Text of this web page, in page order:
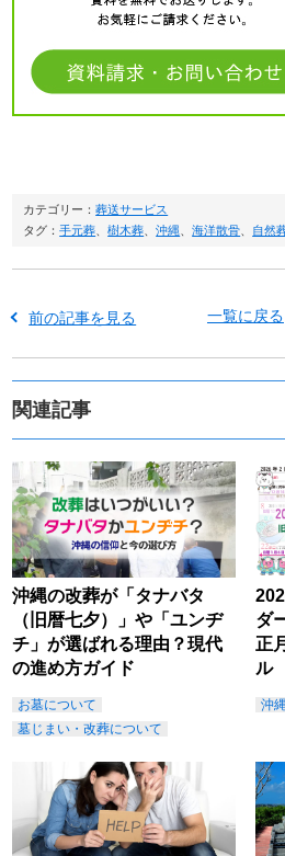
カテゴリー：葬送サービス
タグ：手元葬 、樹木葬 、沖縄 、海洋散骨 自然
前の記事を見る 一覧に戻る
関連記事
沖縄の改葬が「タナバタ
（旧暦七夕）」や「ユンヂ
チ」が選ばれる理由？現代
の進め方ガイド
お墓について
墓じまい・改葬について
ダ
正
ル
沖